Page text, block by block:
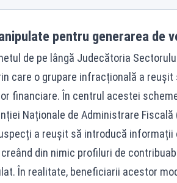
pentru generarea de
de pe lângă Judecătoria
care o grupare infracțională a
financiare. În centrul acestei
Naționale de Administrare Fiscală
a reușit să introducă
din nimic profiluri de
În realitate, beneficiarii acestor